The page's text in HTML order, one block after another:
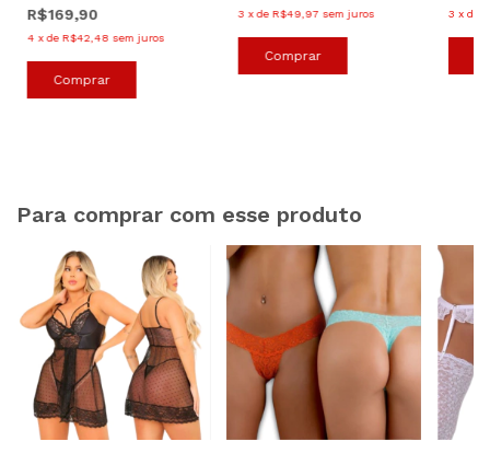
R$169,90
4 xde R$42,48 sem juros
Comprar
3 xde R$49,97 sem juros
Comprar
3 x de
Para comprar com esse produto